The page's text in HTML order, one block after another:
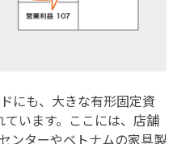
にも、大きな有形固定資
います。ここには、店舗
ンターやベトナムの家具製